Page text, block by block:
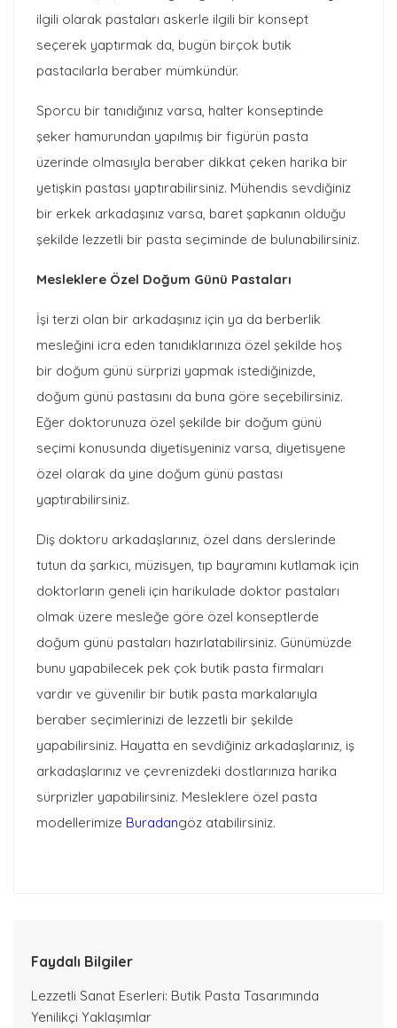
Faydalı Bilgiler
Lezzetli Sanat Eserleri: Butik Pasta Tasarımında
Yenilikçi Yaklaşımlar
ilgili olarak pastaları askerle ilgili bir konsept
seçerek yaptırmak da, bugün birçok butik
pastacılarla beraber mümkündür.
Sporcu bir tanıdığınız varsa, halter konseptinde
şeker hamurundan yapılmış bir figürün pasta
üzerinde olmasıyla beraber dikkat çeken harika bir
yetişkin pastası yaptırabilirsiniz. Mühendis sevdiğiniz
bir erkek arkadaşınız varsa, baret şapkanın olduğu
şekilde lezzetli bir pasta seçiminde de bulunabilirsiniz.
Mesleklere Özel Doğum Günü Pastaları
İşi terzi olan bir arkadaşınız için ya da berberlik
mesleğini icra eden tanıdıklarınıza özel şekilde hoş
bir doğum günü sürprizi yapmak istediğinizde,
doğum günü pastasını da buna göre seçebilirsiniz.
Eğer doktorunuza özel şekilde bir doğum günü
seçimi konusunda diyetisyeniniz varsa, diyetisyene
özel olarak da yine doğum günü pastası
yaptırabilirsiniz.
Diş doktoru arkadaşlarınız, özel dans derslerinde
tutun da şarkıcı, müzisyen, tıp bayramını kutlamak için
doktorların geneli için harikulade doktor pastaları
olmak üzere mesleğe göre özel konseptlerde
doğum günü pastaları hazırlatabilirsiniz. Günümüzde
bunu yapabilecek pek çok butik pasta firmaları
vardır ve güvenilir bir butik pasta markalarıyla
beraber seçimlerinizi de lezzetli bir şekilde
yapabilirsiniz. Hayatta en sevdiğiniz arkadaşlarınız, iş
arkadaşlarınız ve çevrenizdeki dostlarınıza harika
sürprizler yapabilirsiniz. Mesleklere özel pasta
modellerimize Buradangöz atabilirsiniz.